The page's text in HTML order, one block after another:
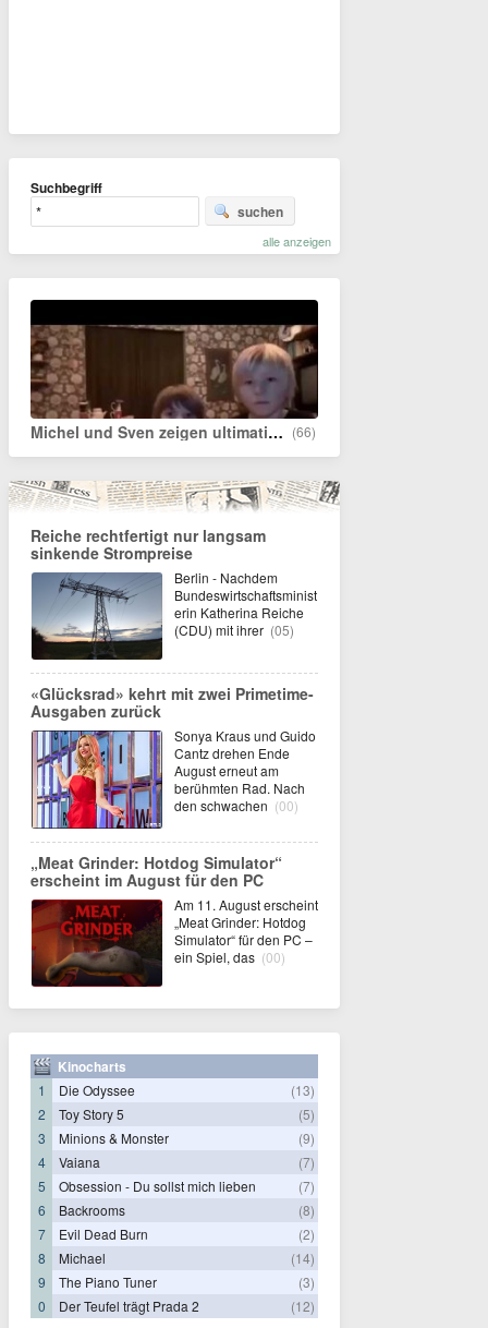
Suchbegriff
suchen
alle anzeigen
Michel und Sven zeigen ultimativen Trick (66)
Reiche rechtfertigt nur langsam
sinkende Strompreise
Berlin - Nachdem
Bundeswirtschaftsminist
erin Katherina Reiche
(CDU) mit ihrer (05)
«Glücksrad» kehrt mit zwei Primetime-
Ausgaben zurück
Sonya Kraus und Guido
Cantz drehen Ende
August erneut am
berühmten Rad. Nach
den schwachen (00)
„Meat Grinder: Hotdog Simulator“
erscheint im August für den PC
Am 11. August erscheint
„Meat Grinder: Hotdog
Simulator“ für den PC –
ein Spiel, das (00)
Kinocharts
1 Die Odyssee
(13)
2
Toy Story 5
(5)
3
Minions & Monster
(9)
4
Vaiana
(7)
5
Obsession - Du sollst mich lieben
(7)
6
Backrooms
(8)
7
Evil Dead Burn
(2)
8
Michael
(14)
9
The Piano Tuner
(3)
0
Der Teufel trägt Prada 2 (12)